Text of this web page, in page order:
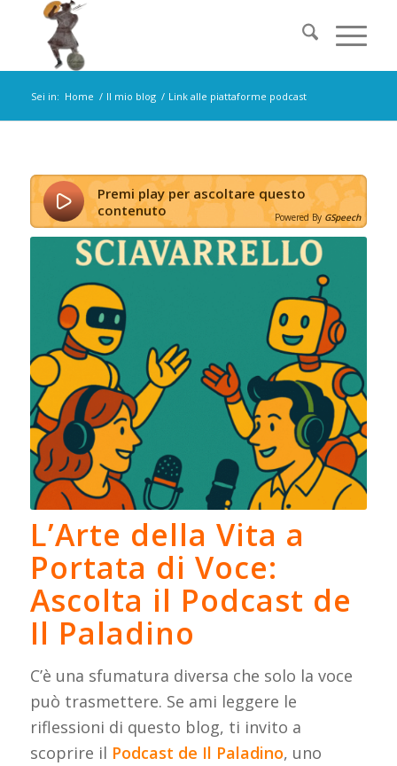
Sei in: Home / Il mio blog / Link alle piattaforme podcast
Premi play per ascoltare questo
contenuto
Powered By GSpeech
L’Arte della Vita a
Portata di Voce:
Ascolta il Podcast de
Il Paladino
C’è una sfumatura diversa che solo la voce
può trasmettere. Se ami leggere le
riflessioni di questo blog, ti invito a
scoprire il Podcast de Il Paladino, uno